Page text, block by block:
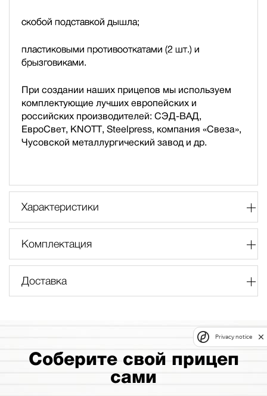
скобой подставкой дышла;
пластиковыми противооткатами (2 шт.) и
брызговиками.
При создании наших прицепов мы используем
комплектующие лучших европейских и
российских производителей: СЭД-ВАД,
ЕвроСвет, KNOTT, Steelpress, компания «Свеза»,
Чусовской металлургический завод и др.
Характеристики
Комплектация
Доставка
Соберите свой прицеп
сами
Privacy notice